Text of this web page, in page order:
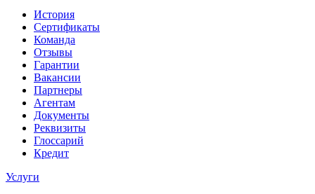
История
Сертификаты
Команда
Отзывы
Гарантии
Вакансии
Партнеры
Агентам
Документы
Реквизиты
Глоссарий
Кредит
Услуги